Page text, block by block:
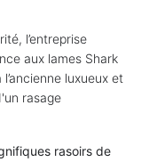
l’entreprise
aux lames Shark
luxueux et
rasage
rasoirs de